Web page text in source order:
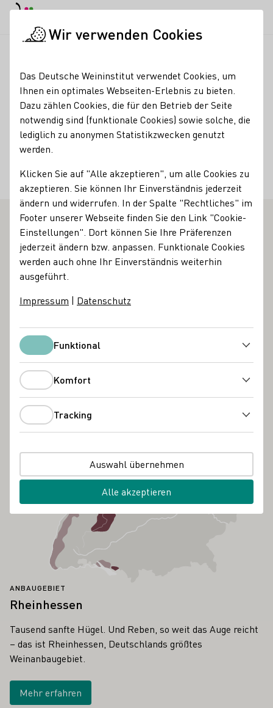
Weingut Kron
Kontakt
67550 Worms Rheinbergstraße Rheinhessen Deutschland
ANBAUGEBIET
Rheinhessen
Tausend sanfte Hügel. Und Reben, so weit das Auge reicht
– das ist Rheinhessen, Deutschlands größtes
Weinanbaugebiet.
Mehr erfahren
Wir verwenden Cookies
Das Deutsche Weininstitut verwendet Cookies, um
Ihnen ein optimales Webseiten-Erlebnis zu bieten.
Dazu zählen Cookies, die für den Betrieb der Seite
notwendig sind (funktionale Cookies) sowie solche, die
lediglich zu anonymen Statistikzwecken genutzt
werden.
Klicken Sie auf "Alle akzeptieren", um alle Cookies zu
akzeptieren. Sie können Ihr Einverständnis jederzeit
ändern und widerrufen. In der Spalte "Rechtliches" im
Footer unserer Webseite finden Sie den Link "Cookie-
Einstellungen". Dort können Sie Ihre Präferenzen
jederzeit ändern bzw. anpassen. Funktionale Cookies
werden auch ohne Ihr Einverständnis weiterhin
ausgeführt.
Impressum | Datenschutz
FunktionalFunktional
Komfort
Tracking
Auswahl übernehmen
Alle akzeptieren